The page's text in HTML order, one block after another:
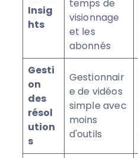
Insig
hts
temps de
visionnage
et les
abonnés
Gesti
on
des
résol
ution
s
Gestionnair
e de vidéos
simple avec
moins
d'outils